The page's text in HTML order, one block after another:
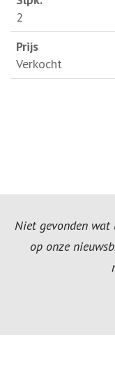
2
Verkocht
Niet gevonden
op onze